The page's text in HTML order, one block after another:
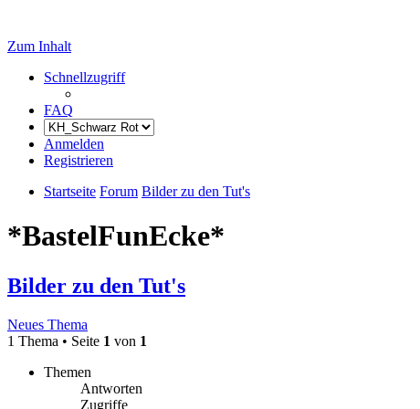
Zum Inhalt
Schnellzugriff
FAQ
Anmelden
Registrieren
Startseite Forum Bilder zu den Tut's
*BastelFunEcke*
Bilder zu den Tut's
Neues Thema
1 Thema • Seite 1 von 1
Themen
Antworten
Zugriffe